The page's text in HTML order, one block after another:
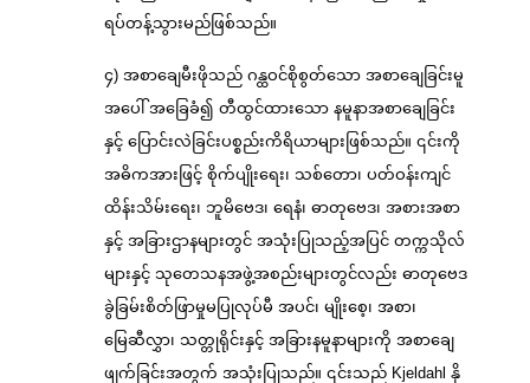
ရပ်တန့်သွားမည်ဖြစ်သည်။
၄) အစာချေမီးဖိုသည် ဂန္ထဝင်စိုစွတ်သော အစာချေခြင်းမူ
အပေါ် အခြေခံ၍ တီထွင်ထားသော နမူနာအစာချေခြင်း
နှင့် ပြောင်းလဲခြင်းပစ္စည်းကိရိယာများဖြစ်သည်။ ၎င်းကို
အဓိကအားဖြင့် စိုက်ပျိုးရေး၊ သစ်တော၊ ပတ်ဝန်းကျင်
ထိန်းသိမ်းရေး၊ ဘူမိဗေဒ၊ ရေနံ၊ ဓာတုဗေဒ၊ အစားအစာ
နှင့် အခြားဌာနများတွင် အသုံးပြုသည့်အပြင် တက္ကသိုလ်
များနှင့် သုတေသနအဖွဲ့အစည်းများတွင်လည်း ဓာတုဗေဒ
ခွဲခြမ်းစိတ်ဖြာမှုမပြုလုပ်မီ အပင်၊ မျိုးစေ့၊ အစာ၊
မြေဆီလွှာ၊ သတ္တုရိုင်းနှင့် အခြားနမူနာများကို အစာချေ
ဖျက်ခြင်းအတွက် အသုံးပြုသည်။ ၎င်းသည် Kjeldahl နို